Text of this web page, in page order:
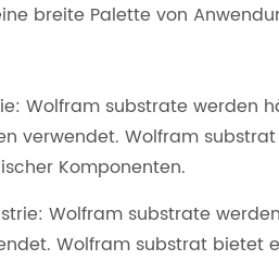
breite Palette von
Wolfram substrate werden
verwendet. Wolfram
Komponenten.
Wolfram substrate
Wolfram substrat bietet